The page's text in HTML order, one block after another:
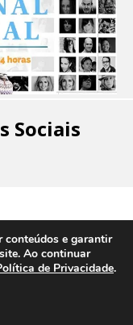
Sociais
conteúdos e garantir
Ao continuar
de Privacidade.